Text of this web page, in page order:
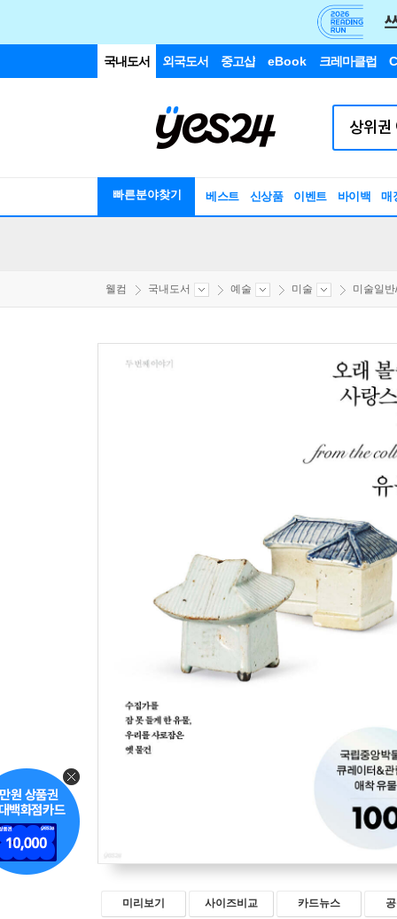
국내도서 외국도서 중고샵 eBook 크레마클럽
빠른분야찾기 베스트 신상품 이벤트 바이백 매
웰컴 국내도서 예술 미술 미술일
미리보기 사이즈비교 카드뉴스